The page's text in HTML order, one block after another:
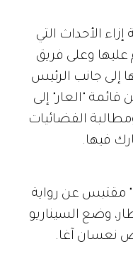
الأحداث التي
عليها وعلى فريق
إلى جانب الرئيس
"العار" إلى
الفضائيات
فيها.
مقتبس عن رواية
وضع السيناريو
نعسان آغا.